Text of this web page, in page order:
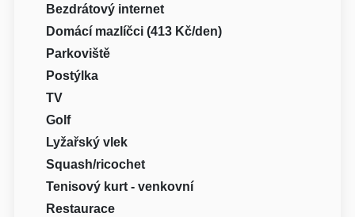
Bezdrátový internet
Domácí mazlíčci (413 Kč/den)
Parkoviště
Postýlka
TV
Golf
Lyžařský vlek
Squash/ricochet
Tenisový kurt - venkovní
Restaurace